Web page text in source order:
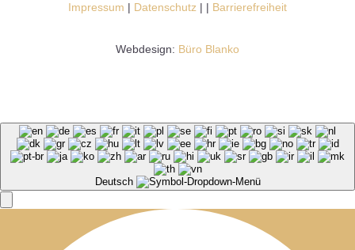
Impressum | Datenschutz | | Barrierefreiheit
Webdesign: Büro Blanko
Deutsch